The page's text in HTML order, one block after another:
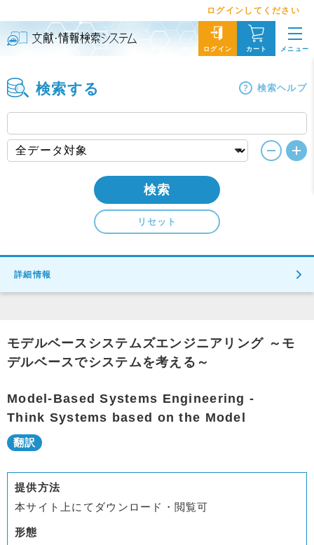
ログインしてください
ログイン カート メニュー
検索する 検索ヘルプ
検索
リセット
詳細情報
モデルベースシステムズエンジニアリング ～モ
デルベースでシステムを考える～
Model-Based Systems Engineering -
Think Systems based on the Model
提供方法
本サイト上にてダウンロード・閲覧可
形態